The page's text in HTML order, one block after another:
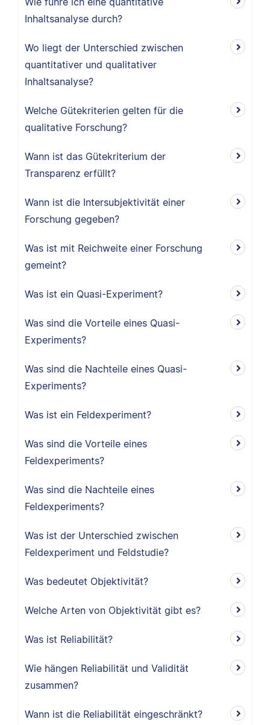
Inhaltsanalyse durch?
Wo liegt der Unterschied zwischen
quantitativer und qualitativer
Inhaltsanalyse?
Welche Gütekriterien gelten für die
qualitative Forschung?
Wann ist das Gütekriterium der
Transparenz erfüllt?
Wann ist die Intersubjektivität einer
Forschung gegeben?
Was ist mit Reichweite einer Forschung
gemeint?
Was ist ein Quasi-Experiment?
Was sind die Vorteile eines Quasi-
Experiments?
Was sind die Nachteile eines Quasi-
Experiments?
Was ist ein Feldexperiment?
Was sind die Vorteile eines
Feldexperiments?
Was sind die Nachteile eines
Feldexperiments?
Was ist der Unterschied zwischen
Feldexperiment und Feldstudie?
Was bedeutet Objektivität?
Welche Arten von Objektivität gibt es?
Was ist Reliabilität?
Wie hängen Reliabilität und Validität
zusammen?
Wann ist die Reliabilität eingeschränkt?